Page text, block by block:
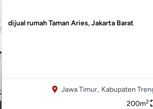
dijual rumah Taman Aries, Jakarta Barat
Jawa Timur, Kabupaten
200m2